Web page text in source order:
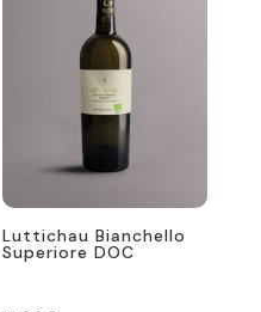
Luttichau Bianchello
Superiore DOC